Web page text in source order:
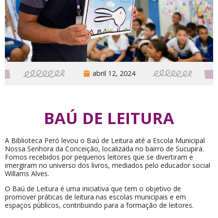
abril 12, 2024
BAÚ DE LEITURA
A Biblioteca Peró levou o Baú de Leitura até a Escola Municipal
Nossa Senhora da Conceição, localizada no bairro de Sucupira.
Fomos recebidos por pequenos leitores que se divertiram e
imergiram no universo dos livros, mediados pelo educador social
Willams Alves.
O Baú de Leitura é uma iniciativa que tem o objetivo de
promover práticas de leitura nas escolas municipais e em
espaços públicos, contribuindo para a formação de leitores.